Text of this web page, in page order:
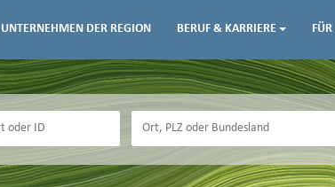
UNTERNEHMEN DER REGION BERUF & KARRIERE